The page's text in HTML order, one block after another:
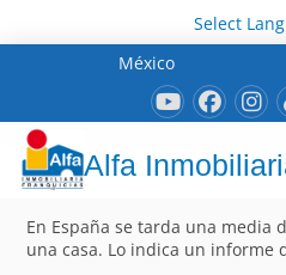
Select
México
Alfa
En España se tarda una media
una casa. Lo indica un informe